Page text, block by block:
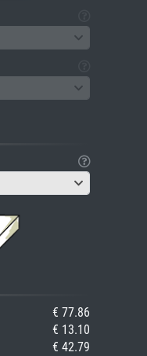
€ 77.86
€ 13.10
€ 42.79